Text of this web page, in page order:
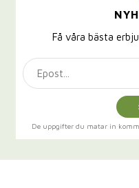
Få våra bästa
De uppgifter du matar in